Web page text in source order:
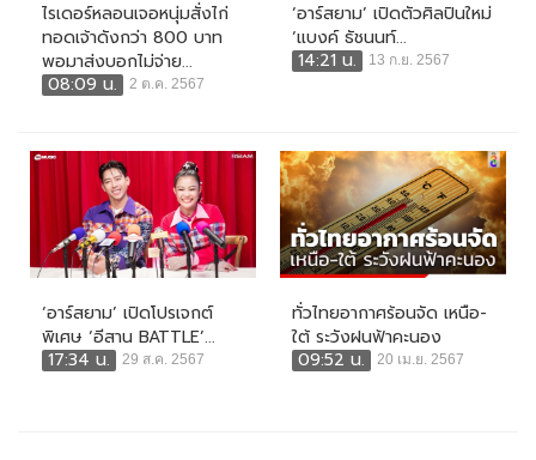
ไรเดอร์หลอนเจอหนุ่มสั่งไก่
ทอดเจ้าดังกว่า 800 บาท
พอมาส่งบอกไม่จ่าย...
08:09 น.
2 ต.ค. 2567
‘อาร์สยาม’ เปิดตัวศิลปินใหม่
‘แบงค์ ธัชนนท์...
14:21 น.
13 ก.ย. 2567
‘อาร์สยาม’ เปิดโปรเจกต์
พิเศษ ‘อีสาน BATTLE’...
17:34 น.
29 ส.ค. 2567
ทั่วไทยอากาศร้อนจัด เหนือ-
ใต้ ระวังฝนฟ้าคะนอง
09:52 น.
20 เม.ย. 2567